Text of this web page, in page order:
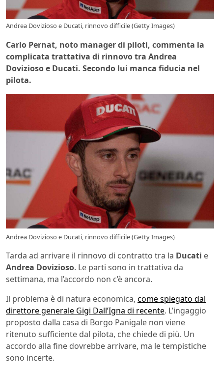
Andrea Dovizioso e Ducati, rinnovo difficile (Getty Images)
Carlo Pernat, noto manager di piloti, commenta la
complicata trattativa di rinnovo tra Andrea
Dovizioso e Ducati. Secondo lui manca fiducia nel
pilota.
Andrea Dovizioso e Ducati, rinnovo difficile (Getty Images)
Tarda ad arrivare il rinnovo di contratto tra la Ducati e
Andrea Dovizioso. Le parti sono in trattativa da
settimana, ma l’accordo non c’è ancora.
Il problema è di natura economica, come spiegato dal
direttore generale Gigi Dall’Igna di recente. L’ingaggio
proposto dalla casa di Borgo Panigale non viene
ritenuto sufficiente dal pilota, che chiede di più. Un
accordo alla fine dovrebbe arrivare, ma le tempistiche
sono incerte.